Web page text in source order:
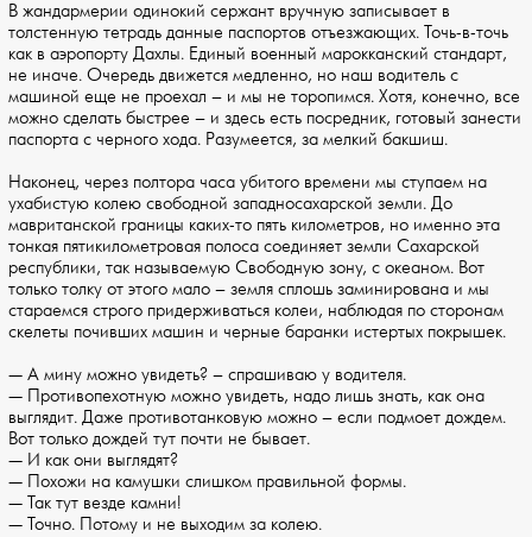
В жандармерии одинокий сержант вручную записывает в
толстенную тетрадь данные паспортов отъезжающих. Точь-в-точь
как в аэропорту Дахлы. Единый военный марокканский стандарт,
не иначе. Очередь движется медленно, но наш водитель с
машиной еще не проехал – и мы не торопимся. Хотя, конечно, все
можно сделать быстрее – и здесь есть посредник, готовый занести
паспорта с черного хода. Разумеется, за мелкий бакшиш.
Наконец, через полтора часа убитого времени мы ступаем на
ухабистую колею свободной западносахарской земли. До
мавританской границы каких-то пять километров, но именно эта
тонкая пятикилометровая полоса соединяет земли Сахарской
республики, так называемую Свободную зону, с океаном. Вот
только толку от этого мало – земля сплошь заминирована и мы
стараемся строго придерживаться колеи, наблюдая по сторонам
скелеты почивших машин и черные баранки истертых покрышек.
— А мину можно увидеть? – спрашиваю у водителя.
— Противопехотную можно увидеть, надо лишь знать, как она
выглядит. Даже противотанковую можно – если подмоет дождем.
Вот только дождей тут почти не бывает.
— И как они выглядят?
— Похожи на камушки слишком правильной формы.
— Так тут везде камни!
— Точно. Потому и не выходим за колею.